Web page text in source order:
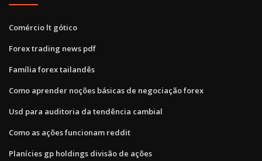
Comércio lt gótico
Forex trading news pdf
Família forex tailandês
Como aprender noções básicas de negociação forex
Usd para auditoria da tendência cambial
Como as ações funcionam reddit
Planícies gp holdings divisão de ações